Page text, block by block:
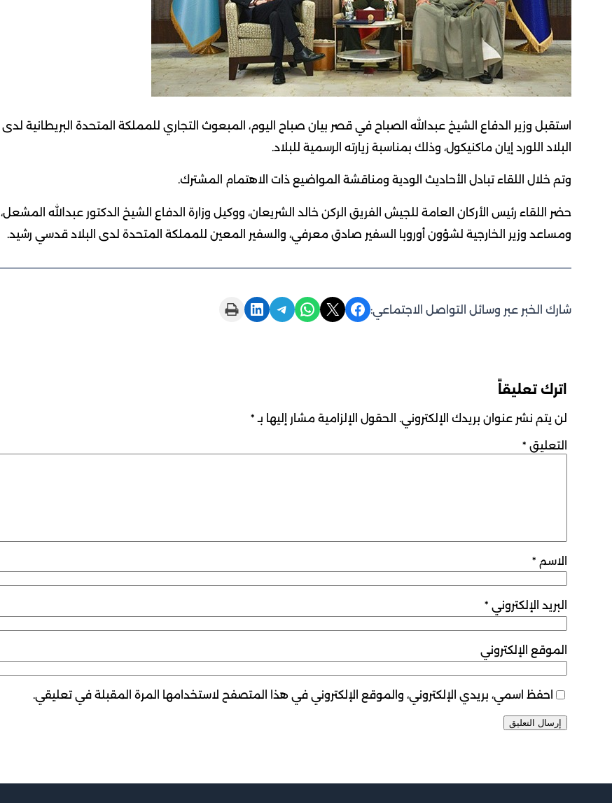
استقبل وزير الدفاع الشيخ عبدالله الصباح في قصر بيان صباح اليوم، المبعوث التجاري للمملكة المتحدة البريطانية لدى
البلاد اللورد إيان ماكنيكول، وذلك بمناسبة زيارته الرسمية للبلاد.
وتم خلال اللقاء تبادل الأحاديث الودية ومناقشة المواضيع ذات الاهتمام المشترك.
حضر اللقاء رئيس الأركان العامة للجيش الفريق الركن خالد الشريعان، ووكيل وزارة الدفاع الشيخ الدكتور عبدالله المشعل،
ومساعد وزير الخارجية لشؤون أوروبا السفير صادق معرفي، والسفير المعين للمملكة المتحدة لدى البلاد قدسي رشيد.
شارك الخبر عبر وسائل التواصل الاجتماعي: Share on Facebook
Share on X
Share on WhatsApp
Share on Telegram
Share on LinkedIn
Print this Page
اترك تعليقاً
لن يتم نشر عنوان بريدك الإلكتروني. الحقول الإلزامية مشار إليها بـ *
التعليق *
الاسم *
البريد الإلكتروني *
الموقع الإلكتروني
احفظ اسمي، بريدي الإلكتروني، والموقع الإلكتروني في هذا المتصفح لاستخدامها المرة المقبلة في تعليقي.